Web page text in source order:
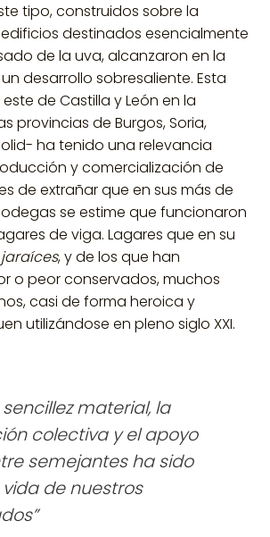
tipo, construidos sobre la
destinados esencialmente
de la uva, alcanzaron en la
un desarrollo sobresaliente. Esta
de Castilla y León en la
provincias de Burgos, Soria,
ha tenido una relevancia
y comercialización de
de extrañar que en sus más de
se estime que funcionaron
de viga. Lagares que en su
jaraíces, y de los que han
o peor conservados, muchos
casi de forma heroica y
utilizándose en pleno siglo XXI.
sencillez material, la
colectiva y elapoyo
semejantes ha sido
de nuestros